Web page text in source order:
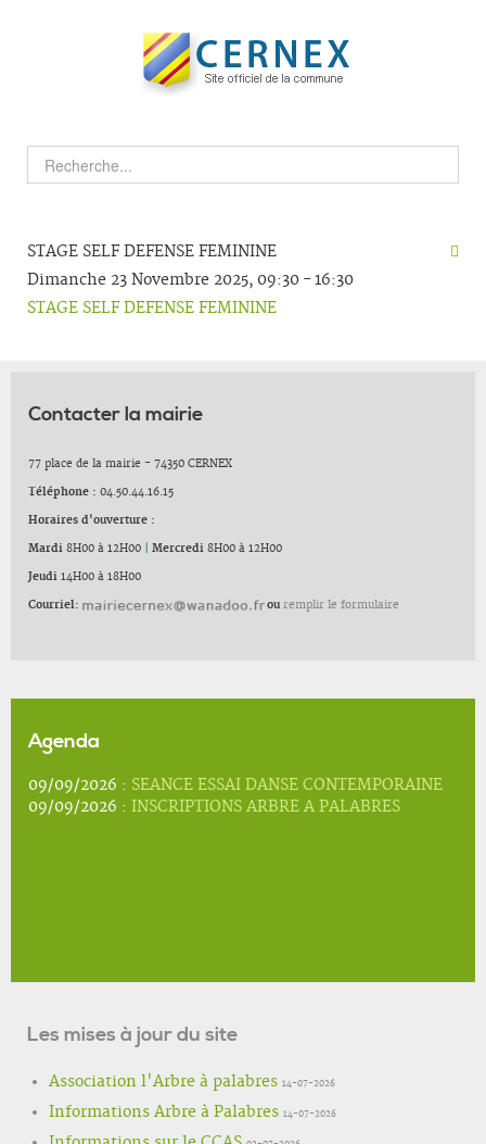
STAGE SELF DEFENSE FEMININE
Dimanche 23 Novembre 2025, 09:30 - 16:30
STAGE SELF DEFENSE FEMININE
Contacter la mairie
77 place de la mairie - 74350 CERNEX
Téléphone : 04.50.44.16.15
Horaires d'ouverture :
Mardi 8H00 à 12H00 Mercredi 8H00 à 12H00
Jeudi 14H00 à 18H00
Courriel: ou remplir le formulaire
Agenda
09/09/2026 : SEANCE ESSAI DANSE CONTEMPORAINE
09/09/2026 : INSCRIPTIONS ARBRE A PALABRES
Les mises à jour du site
Association l'Arbre à palabres 14-07-2026
Informations Arbre à Palabres 14-07-2026